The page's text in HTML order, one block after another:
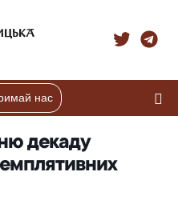
нас
декаду